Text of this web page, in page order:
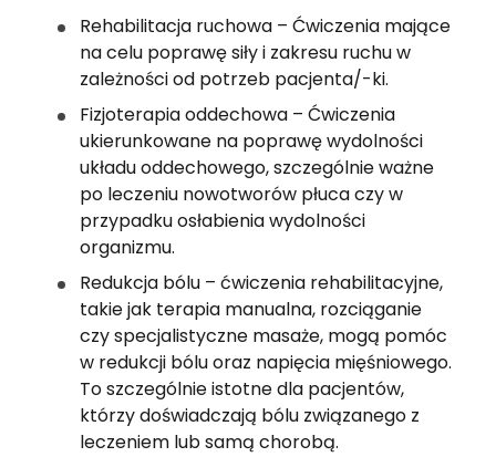
Rehabilitacja ruchowa – Ćwiczenia mające
na celu poprawę siły i zakresu ruchu w
zależności od potrzeb pacjenta/-ki.
Fizjoterapia oddechowa – Ćwiczenia
ukierunkowane na poprawę wydolności
układu oddechowego, szczególnie ważne
po leczeniu nowotworów płuca czy w
przypadku osłabienia wydolności
organizmu.
Redukcja bólu – ćwiczenia rehabilitacyjne,
takie jak terapia manualna, rozciąganie
czy specjalistyczne masaże, mogą pomóc
w redukcji bólu oraz napięcia mięśniowego.
To szczególnie istotne dla pacjentów,
którzy doświadczają bólu związanego z
leczeniem lub samą chorobą.